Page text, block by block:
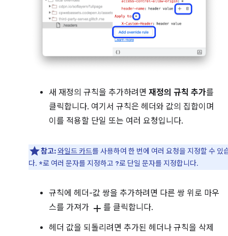
새 재정의 규칙을 추가하려면 재정의 규칙 추가를
클릭합니다. 여기서 규칙은 헤더와 값의 집합이며
이를 적용할 단일 또는 여러 요청입니다.
참고:와일드 카드를 사용하여 한 번에 여러 요청을 지정할 수 있
다. *로 여러 문자를 지정하고 ?로 단일 문자를 지정합니다.
규칙에 헤더-값 쌍을 추가하려면 다른 쌍 위로 마우
스를 가져가 add 를 클릭합니다.
헤더 값을 되돌리려면 추가된 헤더나 규칙을 삭제